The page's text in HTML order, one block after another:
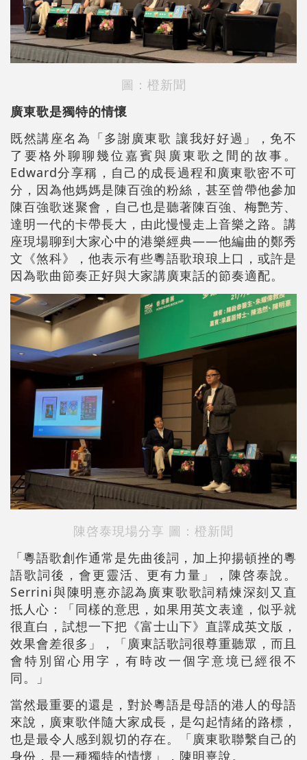
圖：橙新聞
廣東歌是獨特的情懷
既然講座名為「多謝廣東歌 讓我好好過」，免不
了要格外聊聊幾位嘉賓與廣東歌之間的故事。
Edward分享稱，自己的成長過程和廣東歌密不可
分，因為他媽媽是陳百強的粉絲，甚至曾帶他參加
陳百強歌迷聚會，自己也是聽著陳百強、梅艷芳、
達明一代的卡帶長大，由此慢慢走上音樂之路。講
座現場聊到大家心中的港樂經典——他編曲的鄭秀
文《煞科》，他表示有些粵語歌琅琅上口，或許是
因為歌曲節奏正好與大家講廣東話的節奏適配。
陳啓泰現場分享 圖：橙新聞
「粵語歌創作通常是先曲後詞，加上抑揚頓挫的粵
語歌詞後，會更靈活、更有力量」，陳啓泰說。
Serrini與陳明憙亦認為廣東歌歌詞精煉深刻又直
抵人心：「同樣的意思，如果用英文表達，似乎就
很直白，試想一下把《富士山下》直譯成英文版，
效果會差很多」，「廣東話歌詞很尊重聽眾，而且
會特別留心用字，有時改一個字意境已經很不
同。」
當然最重要的還是，對於粵語是母語的港人的母語
來說，廣東歌伴隨大家成長，是勾起情緒的路標，
也是最令人感到親切的存在。「廣東歌聯繫自己的
身份，是一種獨特的情懷」，陳明憙說。